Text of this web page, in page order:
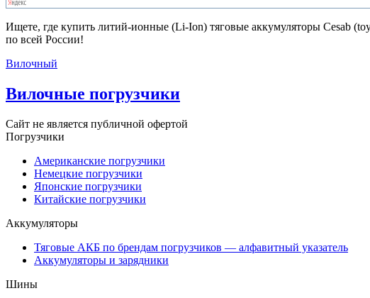
Ищете, где купить литий-ионные (Li-Ion) тяговые аккумуляторы Cesab
по всей России!
Вилочный
Вилочные погрузчики
Сайт не является публичной офертой
Погрузчики
Американские погрузчики
Немецкие погрузчики
Японские погрузчики
Китайские погрузчики
Аккумуляторы
Тяговые АКБ по брендам погрузчиков — алфавитный указатель
Аккумуляторы и зарядники
Шины